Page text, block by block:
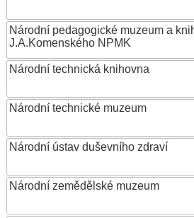
Národní pedagogické muzeum a
J.A.Komenského NPMK
Národní technická knihovna
Národní technické muzeum
Národní ústav duševního zdraví
Národní zemědělské muzeum